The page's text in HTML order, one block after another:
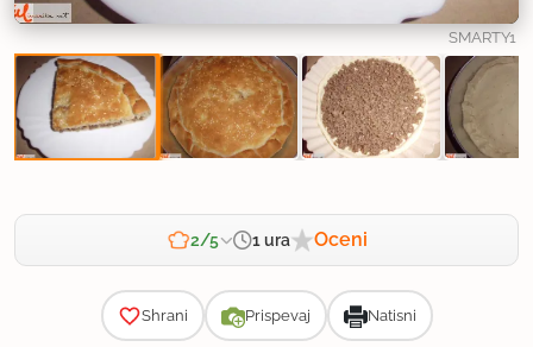
SMARTY1
2/5 1 ura Oceni
Shrani Prispevaj Natisni